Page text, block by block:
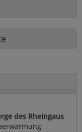
des Rheingaus